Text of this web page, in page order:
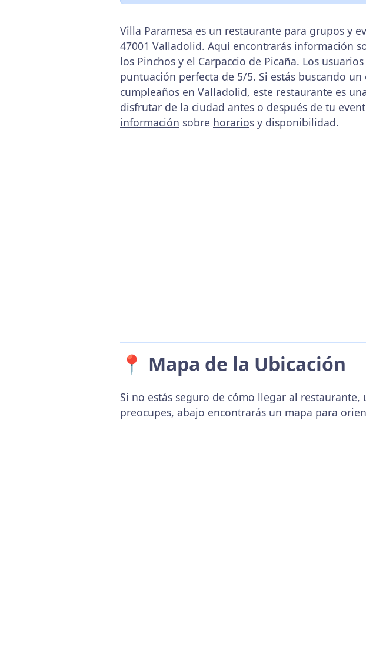
Villa Paramesa es un restaurante para grupos y
47001 Valladolid. Aquí encontrarás información
los Pinchos y el Carpaccio de Picaña. Los
puntuación perfecta de 5/5. Si estás buscando
cumpleaños en Valladolid, este restaurante es
disfrutar de la ciudad antes o después de tu
información sobre horarios y disponibilidad.
📍 Mapa de la Ubicación
Si no estás seguro de cómo llegar al
preocupes, abajo encontrarás un mapa para